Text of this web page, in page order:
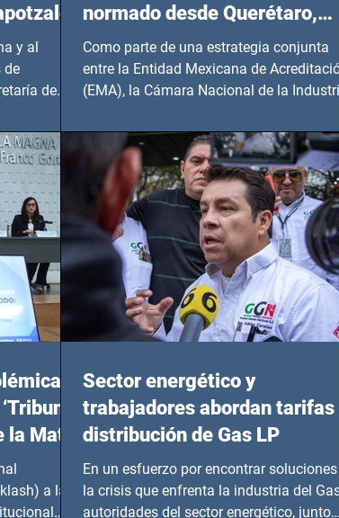
y al
de
de
normado desde Querétaro,
Hidalgo y BCS
Como parte de una estrategia conjunta
entre la Entidad Mexicana de
(EMA), la Cámara Nacional de la
la Mata
a las
Sector energético y
trabajadores abordan tarifas
distribución de Gas LP
En un esfuerzo por encontrar soluciones
la crisis que enfrenta la industria del Gas
autoridades del sector energético, junto